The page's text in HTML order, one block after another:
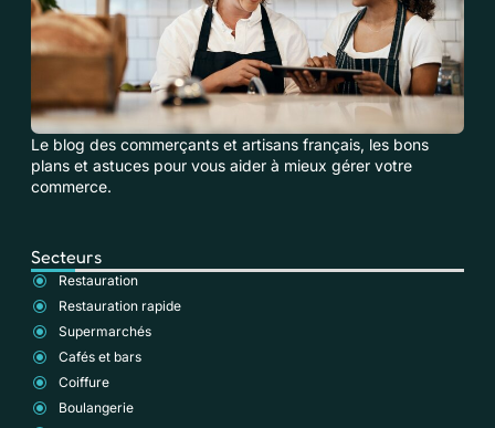
Le blog des commerçants et artisans français, les bons
plans et astuces pour vous aider à mieux gérer votre
commerce.
Secteurs
Restauration
Restauration rapide
Supermarchés
Cafés et bars
Coiffure
Boulangerie